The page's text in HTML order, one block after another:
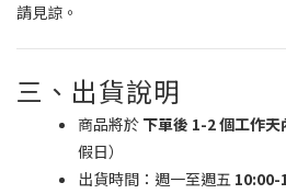
請見諒。
三、出貨說明
商品將於 下單後 1-2 個工作天
假日）
出貨時間：週一至週五 10:00-